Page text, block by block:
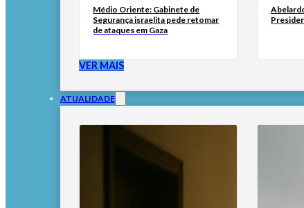
Médio Oriente: Gabinete de
Segurança israelita pede retomar
de ataques em Gaza
VER MAIS
ATUALIDADE